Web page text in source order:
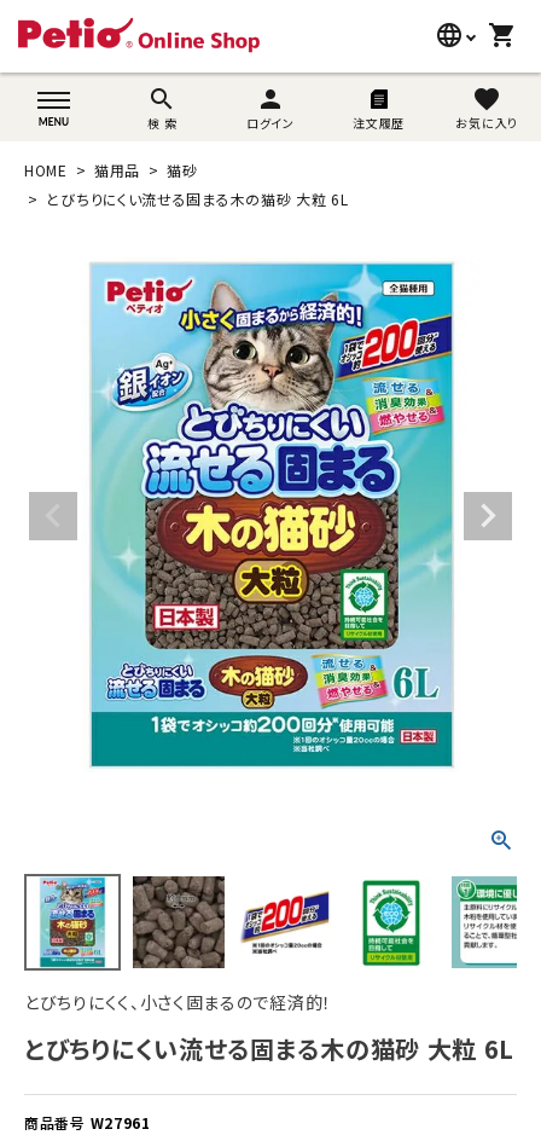
language
wovn-lang-name
shopping_cart
search
検 索
person
ログイン 注文履歴
favorite
お気に入り
search
猫用品
ブランド別に探す
目的別に探す
SNS
ご利用案内
ACCOUNT MENU
ようこそ ゲスト 様
person 新規会員登録
HOME 猫用品
猫砂
とびちりにくい流せる固まる木の猫砂 大粒 6L
とびちりにくく、小さく固まるので経済的！
とびちりにくい流せる固まる木の猫砂 大粒 6L
商品番号 W27961